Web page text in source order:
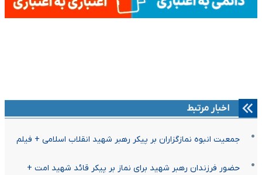
اخبار مرتبط
جمعیت انبوه نمازگزاران بر پیکر رهبر شهید انقلاب اسلامی + فیلم
حضور فرزندان رهبر شهید برای نماز بر پیکر قائد شهید امت +